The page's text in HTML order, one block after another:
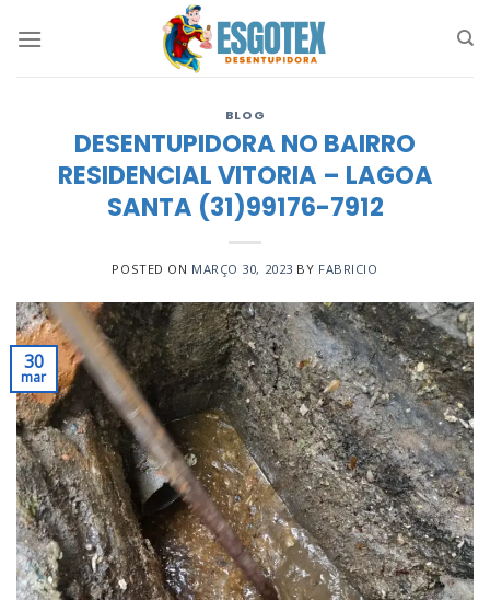
BLOG
DESENTUPIDORA NO BAIRRO
RESIDENCIAL VITORIA – LAGOA
SANTA (31)99176-7912
POSTED ON MARÇO 30, 2023 BY FABRICIO
30
mar